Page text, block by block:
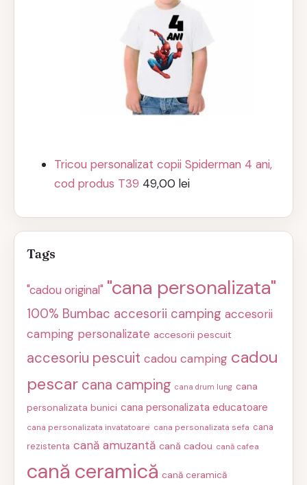
Tricou personalizat copii Spiderman 4 ani,
cod produs T39 49,00lei
Tags
"cadou original" "cana personalizata"
100% Bumbac accesorii camping accesorii
camping personalizate accesorii pescuit
accesoriu pescuit cadou camping cadou
pescar cana camping cana drum lung cana
personalizata bunici cana personalizata educatoare
cana personalizata invatatoare cana personalizata sefa cana
rezistenta cană amuzantă cană cadou cană cafea
cană ceramică cană ceramică